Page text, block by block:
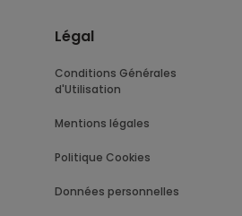
Légal
Conditions Générales
d'Utilisation
Mentions légales
Politique Cookies
Données personnelles